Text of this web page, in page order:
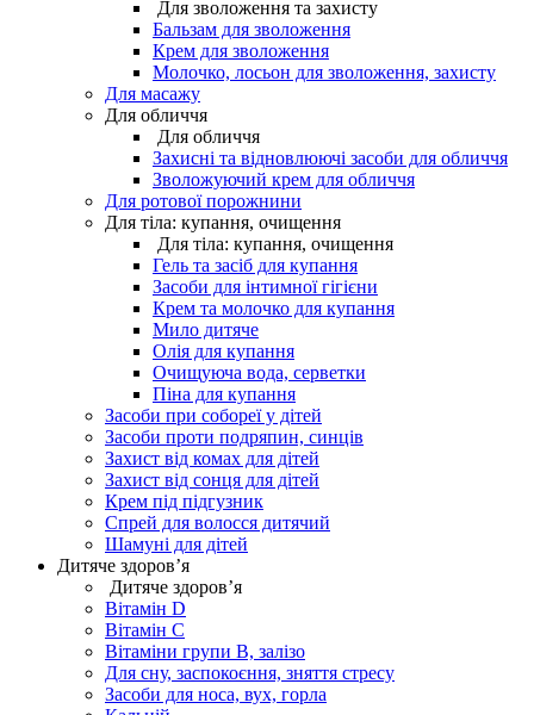
Для зволоження та захисту
Бальзам для зволоження
Крем для зволоження
Молочко, лосьон для зволоження, захисту
Для масажу
Для обличчя
Для обличчя
Захисні та відновлюючі засоби для обличчя
Зволожуючий крем для обличчя
Для ротової порожнини
Для тіла: купання, очищення
Для тіла: купання, очищення
Гель та засіб для купання
Засоби для інтимної гігієни
Крем та молочко для купання
Мило дитяче
Олія для купання
Очищуюча вода, серветки
Піна для купання
Засоби при собореї у дітей
Засоби проти подряпин, синців
Захист від комах для дітей
Захист від сонця для дітей
Крем під підгузник
Спрей для волосся дитячий
Шамуні для дітей
Дитяче здоров’я
Дитяче здоров’я
Вітамін D
Вітамін С
Вітаміни групи В, залізо
Для сну, заспокоєння, зняття стресу
Засоби для носа, вух, горла